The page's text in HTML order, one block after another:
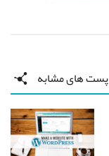
پست های مشابه